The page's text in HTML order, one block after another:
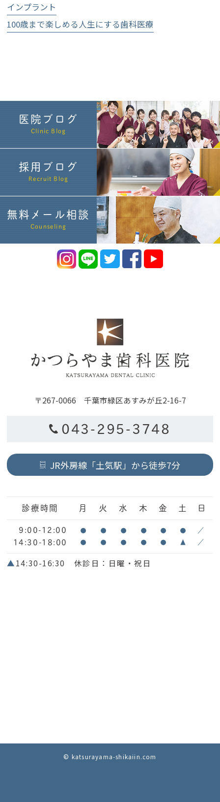
インプラント
100歳まで楽しめる人生にする歯科医療
医院ブログ
Clinic Blog
採用ブログ
Recruit Blog
無料メール相談
Counseling
〒267-0066 千葉市緑区あすみが丘2-16-7
043-295-3748
JR外房線「土気駅」から徒歩7分
診療時間 月 火 水 木 金 土 日
9:00-12:00 ● ● ● ● ● ● ／
14:30-18:00 ● ● ● ● ● ▲ ／
▲14:30-16:30 休診日：日曜・祝日
© katsurayama-shikaiin.com